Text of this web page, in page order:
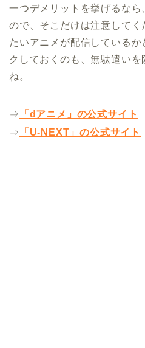
一つデメリットを挙げるなら
ので、そこだけは注意して
たいアニメが配信しているか
クしておくのも、無駄遣い
ね。
⇒
「dアニメ」の公式サイト
⇒
「U-NEXT」の公式サイト